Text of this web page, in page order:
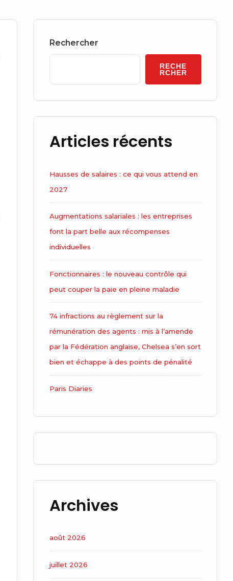
Widget
Rechercher
RECHE
RCHER
Articles récents
Hausses de salaires : ce qui vous attend en
2027
Augmentations salariales : les entreprises
font la part belle aux récompenses
individuelles
Fonctionnaires : le nouveau contrôle qui
peut couper la paie en pleine maladie
74 infractions au règlement sur la
rémunération des agents : mis à l’amende
par la Fédération anglaise, Chelsea s’en sort
bien et échappe à des points de pénalité
Paris Diaries
Archives
août 2026
juillet 2026